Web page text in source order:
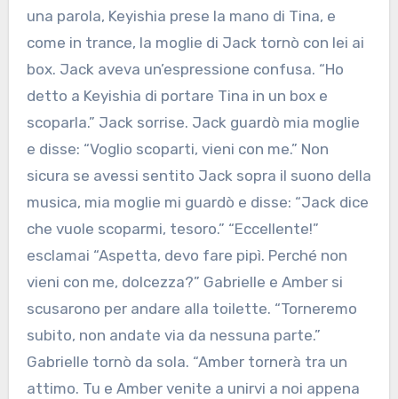
una parola, Keyishia prese la mano di Tina, e
come in trance, la moglie di Jack tornò con lei ai
box. Jack aveva un’espressione confusa. “Ho
detto a Keyishia di portare Tina in un box e
scoparla.” Jack sorrise. Jack guardò mia moglie
e disse: “Voglio scoparti, vieni con me.” Non
sicura se avessi sentito Jack sopra il suono della
musica, mia moglie mi guardò e disse: “Jack dice
che vuole scoparmi, tesoro.” “Eccellente!”
esclamai “Aspetta, devo fare pipì. Perché non
vieni con me, dolcezza?” Gabrielle e Amber si
scusarono per andare alla toilette. “Torneremo
subito, non andate via da nessuna parte.”
Gabrielle tornò da sola. “Amber tornerà tra un
attimo. Tu e Amber venite a unirvi a noi appena